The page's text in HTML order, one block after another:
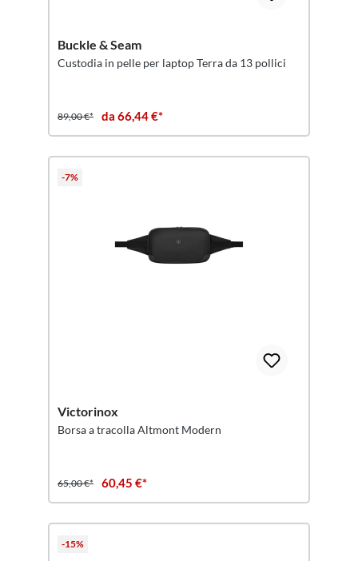
Buckle & Seam
Custodia in pelle per laptop Terra da 13 pollici
89,00 €* da 66,44 €*
-7%
Victorinox
Borsa a tracolla Altmont Modern
65,00 €* 60,45 €*
-15%